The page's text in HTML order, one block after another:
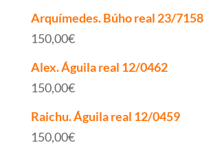
Arquímedes. Búho real 23/7158
150,00€
Alex. Águila real 12/0462
150,00€
Raichu. Águila real 12/0459
150,00€